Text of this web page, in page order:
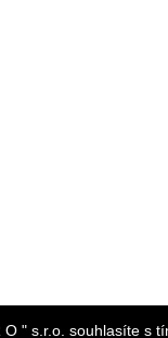
O " s.r.o. souhlasíte